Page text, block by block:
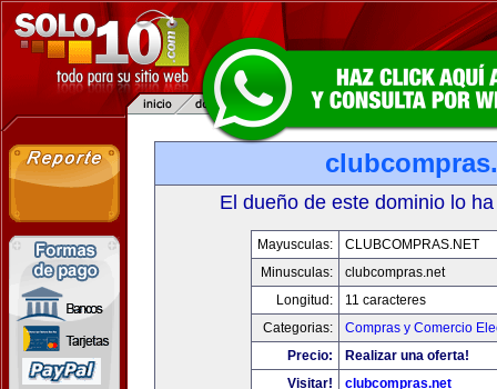
El dueño de este dominio lo
Mayusculas:
CLUBCOMPRAS.NET
Minusculas:
clubcompras.net
Longitud:
11 caracteres
Categorias:
Compras y Comercio
Precio:
Realizar una oferta!
Visitar!
clubcompras.net